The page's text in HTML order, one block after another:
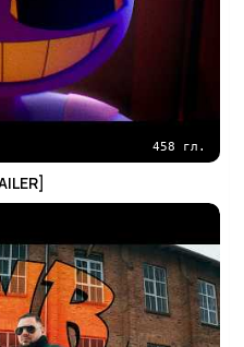
458 гл.